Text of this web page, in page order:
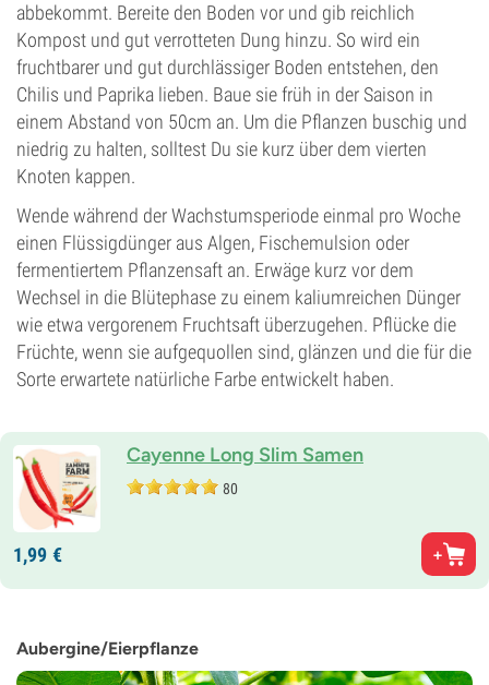
abbekommt. Bereite den Boden vor und gib reichlich
Kompost und gut verrotteten Dung hinzu. So wird ein
fruchtbarer und gut durchlässiger Boden entstehen, den
Chilis und Paprika lieben. Baue sie früh in der Saison in
einem Abstand von 50cm an. Um die Pflanzen buschig und
niedrig zu halten, solltest Du sie kurz über dem vierten
Knoten kappen.
Wende während der Wachstumsperiode einmal pro Woche
einen Flüssigdünger aus Algen, Fischemulsion oder
fermentiertem Pflanzensaft an. Erwäge kurz vor dem
Wechsel in die Blütephase zu einem kaliumreichen Dünger
wie etwa vergorenem Fruchtsaft überzugehen. Pflücke die
Früchte, wenn sie aufgequollen sind, glänzen und die für die
Sorte erwartete natürliche Farbe entwickelt haben.
Cayenne Long Slim Samen
80
1,99 €
Aubergine/Eierpflanze